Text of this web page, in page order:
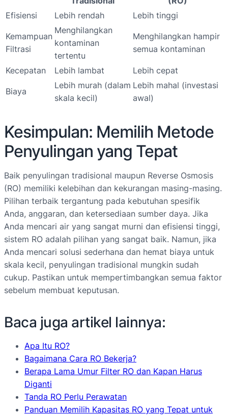
Efisiensi
Lebih rendah Lebih tinggi
Kemampuan
Filtrasi
Menghilangkan
kontaminan
tertentu
Menghilangkan hampir
semua kontaminan
Kecepatan Lebih lambat Lebih cepat
Biaya
Lebih murah (dalam
skala kecil)
Lebih mahal (investasi
awal)
Kesimpulan: Memilih Metode
Penyulingan yang Tepat
Baik penyulingan tradisional maupun Reverse Osmosis
(RO) memiliki kelebihan dan kekurangan masing-masing.
Pilihan terbaik tergantung pada kebutuhan spesifik
Anda, anggaran, dan ketersediaan sumber daya. Jika
Anda mencari air yang sangat murni dan efisiensi tinggi,
sistem RO adalah pilihan yang sangat baik. Namun, jika
Anda mencari solusi sederhana dan hemat biaya untuk
skala kecil, penyulingan tradisional mungkin sudah
cukup. Pastikan untuk mempertimbangkan semua faktor
sebelum membuat keputusan.
Baca juga artikel lainnya:
Apa Itu RO?
Bagaimana Cara RO Bekerja?
Berapa Lama Umur Filter RO dan Kapan Harus
Diganti
Tanda RO Perlu Perawatan
Panduan Memilih Kapasitas RO yang Tepat untuk